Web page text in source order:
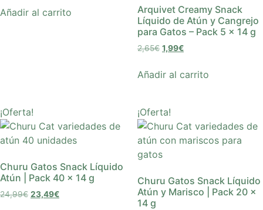
Añadir al carrito
Arquivet Creamy Snack
Líquido de Atún y Cangrejo
para Gatos – Pack 5 x 14 g
2,65€ 1,99€
Añadir al carrito
¡Oferta!
Churu Gatos Snack Líquido
Atún | Pack 40 x 14 g
24,99€ 23,49€
¡Oferta!
Churu Gatos Snack Líquido
Atún y Marisco | Pack 20 x
14 g